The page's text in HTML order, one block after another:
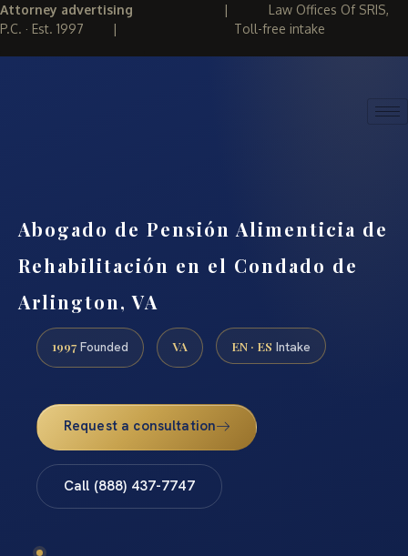
Attorney advertising | Law Offices Of SRIS,
P.C. · Est. 1997 | Toll-free intake
Abogado de Pensión Alimenticia de
Rehabilitación en el Condado de
Arlington, VA
1997 Founded VA EN · ES Intake
Request a consultation
Call (888) 437-7747